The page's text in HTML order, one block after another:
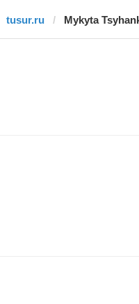
tusur.ru Mykyta